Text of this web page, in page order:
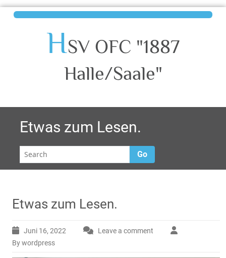
HSV OFC "1887
Halle/Saale"
Etwas zum Lesen.
Go
Etwas zum Lesen.
Juni 16, 2022
Leave a comment
By wordpress